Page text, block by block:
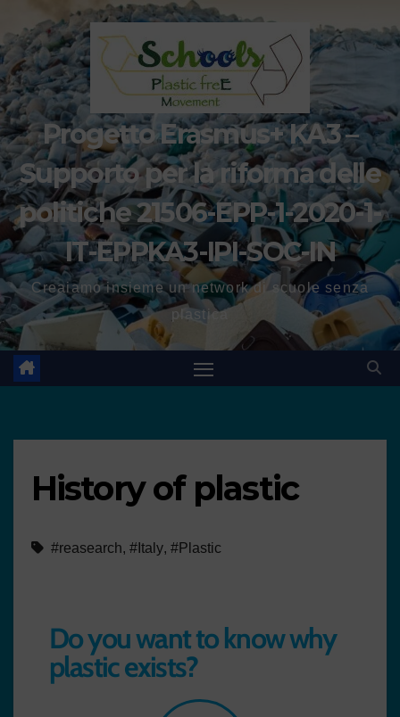
Progetto Erasmus+ KA3 –
Supporto per la riforma delle
politiche 21506-EPP-1-2020-1-
IT-EPPKA3-IPI-SOC-IN
Creaiamo insieme un network di scuole senza
plastica
History of plastic
#reasearch, #Italy, #Plastic
Do you want to know why
plastic exists?